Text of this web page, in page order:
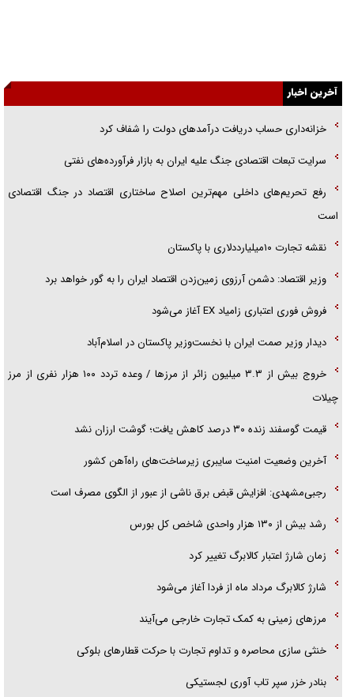
تحلیل ابعاد پیام رهبر انقلاب به حزب‌الله/ مقاومت نقشه راه آینده غرب آسیا
گفت‌و‌گو اختصاصی با همسر فرمانده شهید حزب‌الله لبنان/ هر شبش شب
قدر بود
آخرین اخبار
خزانه‌داری حساب دریافت درآمد‌های دولت را شفاف کرد
سرایت تبعات اقتصادی جنگ علیه ایران به بازار فرآورده‌های نفتی
رفع تحریم‌های داخلی مهم‌ترین اصلاح ساختاری اقتصاد در جنگ اقتصادی
است
نقشه تجارت ۱۰میلیارددلاری با پاکستان
وزیر اقتصاد: دشمن آرزوی زمین‌زدن اقتصاد ایران را به گور خواهد برد
فروش فوری اعتباری زامیاد EX آغاز می‌شود
دیدار وزیر صمت ایران با نخست‌وزیر پاکستان در اسلام‌آباد
خروج بیش از ۳.۳ میلیون زائر از مرز‌ها / وعده تردد ۱۰۰ هزار نفری از مرز
چیلات
قیمت گوسفند زنده ۳۰ درصد کاهش یافت؛ گوشت ارزان نشد
آخرین وضعیت امنیت سایبری زیرساخت‌های راه‌آهن کشور
رجبی‌مشهدی: افزایش قبض برق ناشی از عبور از الگوی مصرف است
رشد بیش از ۱۳۰ هزار واحدی شاخص کل بورس
زمان شارژ اعتبار کالابرگ تغییر کرد
شارژ کالابرگ مرداد ماه از فردا آغاز می‌شود
مرز‌های زمینی به کمک تجارت خارجی می‌آیند
خنثی سازی محاصره و تداوم تجارت با حرکت قطار‌های بلوکی
بنادر خزر سپر تاب آوری لجستیکی